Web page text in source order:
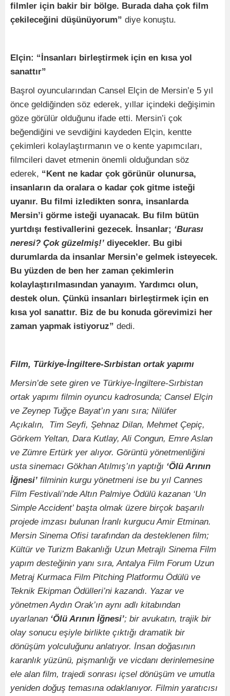
filmler için bakir bir bölge. Burada daha çok film
çekileceğini düşünüyorum” diye konuştu.
Elçin: “İnsanları birleştirmek için en kısa yol
sanattır”
Başrol oyuncularından Cansel Elçin de Mersin’e 5 yıl
önce geldiğinden söz ederek, yıllar içindeki değişimin
göze görülür olduğunu ifade etti. Mersin’i çok
beğendiğini ve sevdiğini kaydeden Elçin, kentte
çekimleri kolaylaştırmanın ve o kente yapımcıları,
filmcileri davet etmenin önemli olduğundan söz
ederek, “Kent ne kadar çok görünür olunursa,
insanların da oralara o kadar çok gitme isteği
uyanır. Bu filmi izledikten sonra, insanlarda
Mersin’i görme isteği uyanacak. Bu film bütün
yurtdışı festivallerini gezecek. İnsanlar; ‘Burası
neresi? Çok güzelmiş!’ diyecekler. Bu gibi
durumlarda da insanlar Mersin’e gelmek isteyecek.
Bu yüzden de ben her zaman çekimlerin
kolaylaştırılmasından yanayım. Yardımcı olun,
destek olun. Çünkü insanları birleştirmek için en
kısa yol sanattır. Biz de bu konuda görevimizi her
zaman yapmak istiyoruz” dedi.
Film, Türkiye-İngiltere-Sırbistan ortak yapımı
Mersin’de sete giren ve Türkiye-İngiltere-Sırbistan
ortak yapımı filmin oyuncu kadrosunda; Cansel Elçin
ve Zeynep Tuğçe Bayat’ın yanı sıra; Nilüfer
Açıkalın, Tim Seyfi, Şehnaz Dilan, Mehmet Çepiç,
Görkem Yeltan, Dara Kutlay, Ali Congun, Emre Aslan
ve Zümre Ertürk yer alıyor. Görüntü yönetmenliğini
usta sinemacı Gökhan Atılmış’ın yaptığı ‘Ölü Arının
İğnesi’ filminin kurgu yönetmeni ise bu yıl Cannes
Film Festivali’nde Altın Palmiye Ödülü kazanan ‘Un
Simple Accident’ başta olmak üzere birçok başarılı
projede imzası bulunan İranlı kurgucu Amir Etminan.
Mersin Sinema Ofisi tarafından da desteklenen film;
Kültür ve Turizm Bakanlığı Uzun Metrajlı Sinema Film
yapım desteğinin yanı sıra, Antalya Film Forum Uzun
Metraj Kurmaca Film Pitching Platformu Ödülü ve
Teknik Ekipman Ödülleri’ni kazandı. Yazar ve
yönetmen Aydın Orak’ın aynı adlı kitabından
uyarlanan ‘Ölü Arının İğnesi’; bir avukatın, trajik bir
olay sonucu eşiyle birlikte çıktığı dramatik bir
dönüşüm yolculuğunu anlatıyor. İnsan doğasının
karanlık yüzünü, pişmanlığı ve vicdanı derinlemesine
ele alan film, trajedi sonrası içsel dönüşüm ve umutla
yeniden doğuş temasına odaklanıyor. Filmin yaratıcısı